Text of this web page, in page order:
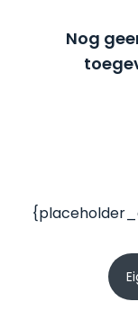
Nog